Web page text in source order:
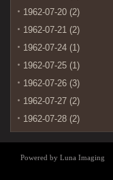
1962-07-20 (2)
1962-07-21 (2)
1962-07-24 (1)
1962-07-25 (1)
1962-07-26 (3)
1962-07-27 (2)
1962-07-28 (2)